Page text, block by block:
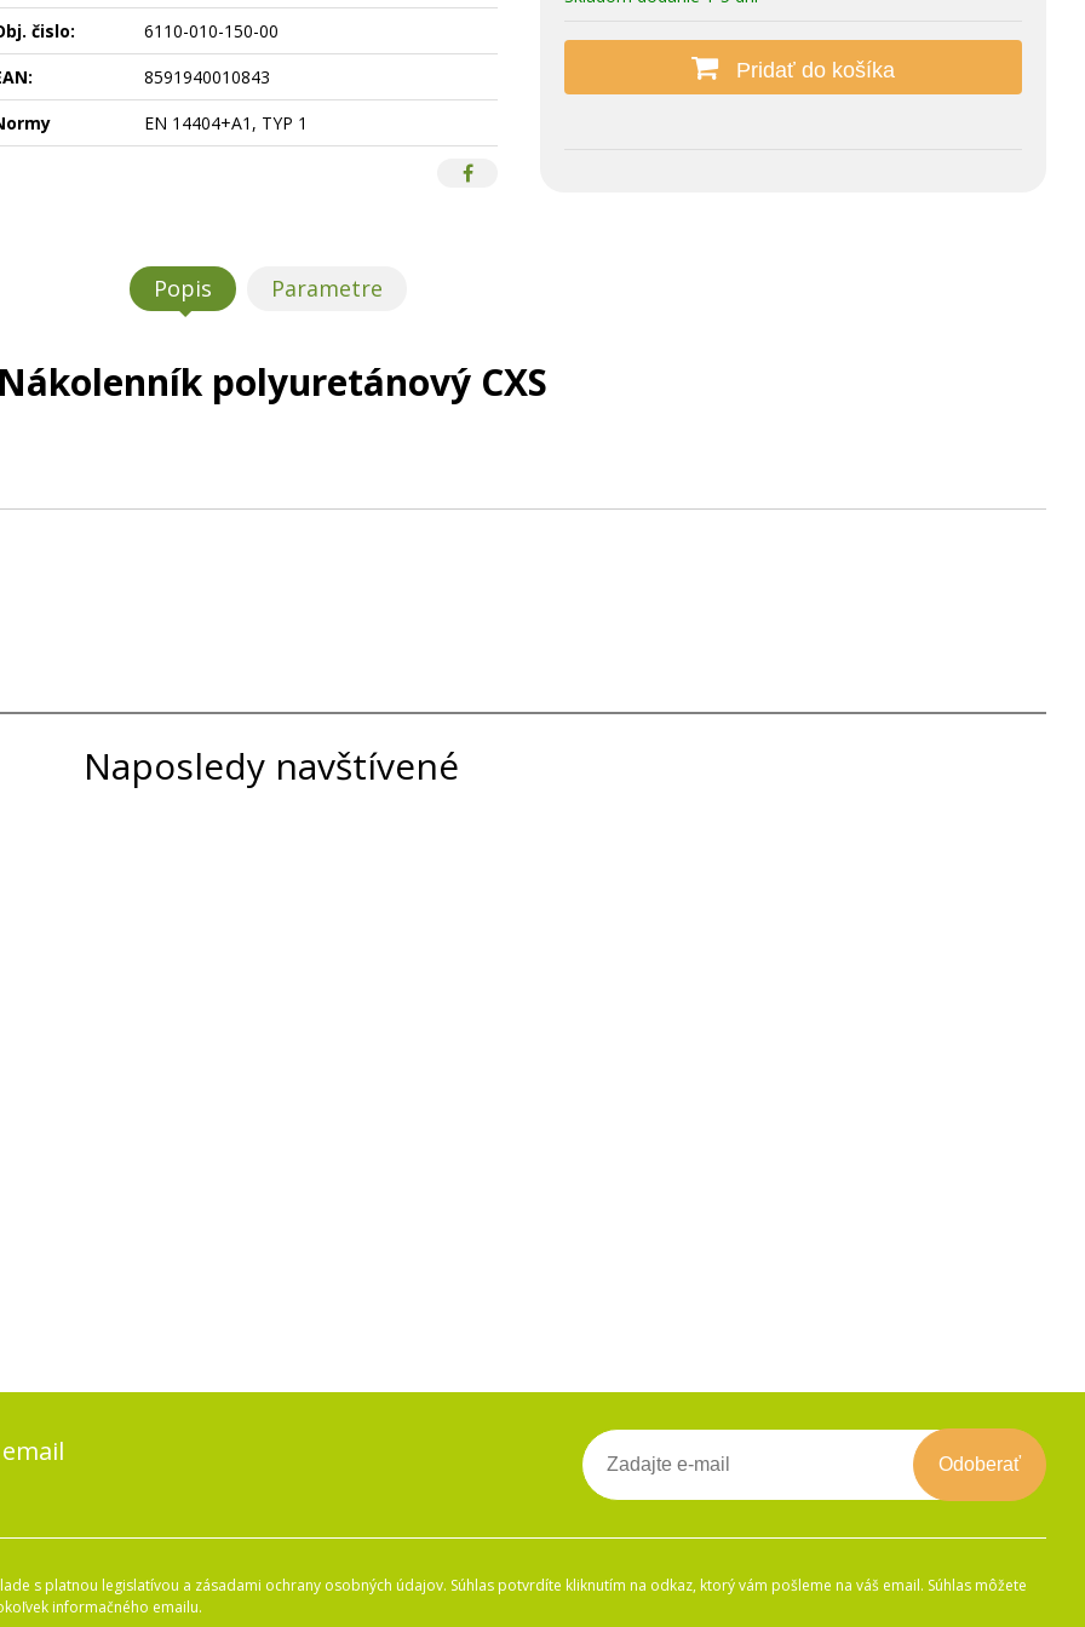
Pridať do košíka
čislo:
6110-010-150-00
8591940010843
EN 14404+A1, TYP 1
Popis Parametre
polyuretánový CXS
Naposledy navštívené
Odoberať
s platnou legislatívou a zásadami ochrany osobných údajov. Súhlas potvrdíte kliknutím na odkaz, ktorý vám pošleme na váš email. Súhlas môžete
informačného emailu.